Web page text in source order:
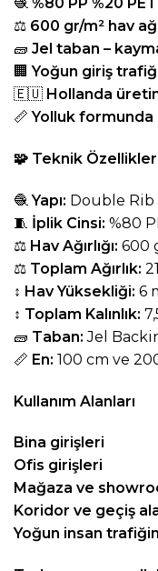
⚖️ 600 gr/m² hav
🧱 Jel taban –
🏢Yoğun giriş
🇪🇺 Hollanda
📏Yolluk formunda
🧩 Teknik Özellikler
🧶Yapı: Double
🧵 İplik Cinsi: %80
⚖️ Hav Ağırlığı: 600
⚖️ Toplam Ağırlık:
↕️ Hav Yüksekliği: 6
↕️ Toplam Kalınlık:
🧱 Taban: Jel
📏 En: 100 cm ve
Kullanım Alanları
Bina girişleri
Ofis girişleri
Mağaza ve
Koridor ve geçiş
Yoğun insan